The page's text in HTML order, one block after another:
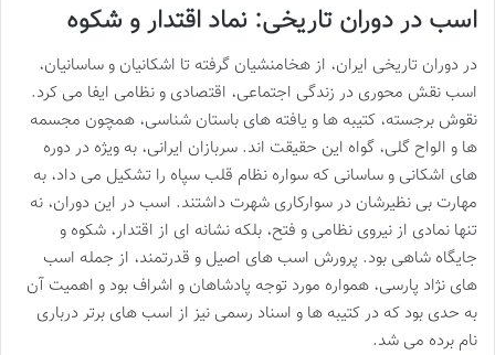
اسب در دوران تاریخی: نماد اقتدار و شکوه
در دوران تاریخی ایران، از هخامنشیان گرفته تا اشکانیان و ساسانیان،
اسب نقش محوری در زندگی اجتماعی، اقتصادی و نظامی ایفا می کرد.
نقوش برجسته، کتیبه ها و یافته های باستان شناسی، همچون مجسمه
ها و الواح گلی، گواه این حقیقت اند. سربازان ایرانی، به ویژه در دوره
های اشکانی و ساسانی که سواره نظام قلب سپاه را تشکیل می داد، به
مهارت بی نظیرشان در سوارکاری شهرت داشتند. اسب در این دوران، نه
تنها نمادی از نیروی نظامی و فتح، بلکه نشانه ای از اقتدار، شکوه و
جایگاه شاهی بود. پرورش اسب های اصیل و قدرتمند، از جمله اسب
های نژاد پارسی، همواره مورد توجه پادشاهان و اشراف بود و اهمیت آن
به حدی بود که در کتیبه ها و اسناد رسمی نیز از اسب های برتر درباری
نام برده می شد.